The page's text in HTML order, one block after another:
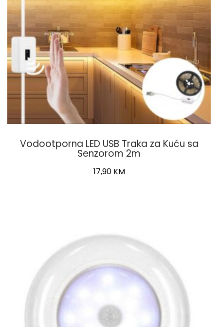
Vodootporna LED USB Traka za Kuću sa
Senzorom 2m
17,90 KM